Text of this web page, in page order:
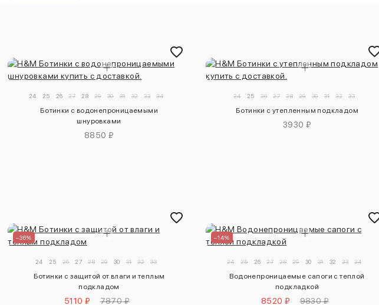
24 25 26 27 28 29 30 31 32 33 34
Ботинки с водонепроницаемыми
шнуровками
8850 ₽
24 25 26 27 28 29 30 31 32 33
Ботинки с утепленным подкладом
3930 ₽
–36%
24 25 26 27 28 29 30 31 32 33
Ботинки с защитой от влаги и теплым
подкладом
5110 ₽ 7870 ₽
–14%
24 25 26 27 28 29 30 31 32 33 34
Водонепроницаемые сапоги с теплой
подкладкой
8520 ₽ 9830 ₽